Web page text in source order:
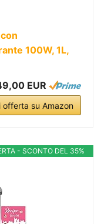
100W, 1L,
EUR
offerta su Amazon
- SCONTO DEL 35%